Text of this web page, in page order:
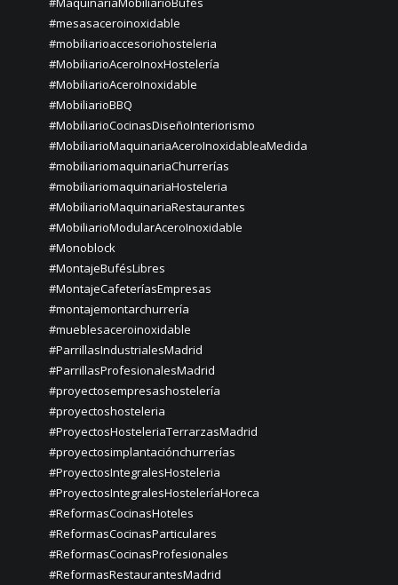
#mesasaceroinoxidable
#mobiliarioaccesoriohosteleria
#MobiliarioAceroInoxHostelería
#MobiliarioAceroInoxidable
#MobiliarioBBQ
#MobiliarioCocinasDiseñoInteriorismo
#MobiliarioMaquinariaAceroInoxidableaMedida
#mobiliariomaquinariaChurrerías
#mobiliariomaquinariaHosteleria
#MobiliarioMaquinariaRestaurantes
#MobiliarioModularAceroInoxidable
#Monoblock
#MontajeBufésLibres
#MontajeCafeteríasEmpresas
#montajemontarchurrería
#mueblesaceroinoxidable
#ParrillasIndustrialesMadrid
#ParrillasProfesionalesMadrid
#proyectosempresashostelería
#proyectoshosteleria
#ProyectosHosteleriaTerrarzasMadrid
#proyectosimplantaciónchurrerías
#ProyectosIntegralesHosteleria
#ProyectosIntegralesHosteleríaHoreca
#ReformasCocinasHoteles
#ReformasCocinasParticulares
#ReformasCocinasProfesionales
#ReformasRestaurantesMadrid